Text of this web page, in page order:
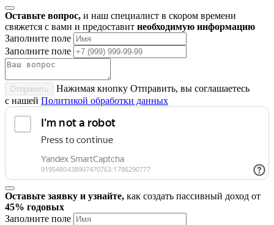
Оставьте вопрос, и наш специалист в скором времени
свяжется с вами и предоставит необходимую информацию
Заполните поле
Заполните поле
Отправить
Нажимая кнопку Отправить, вы соглашаетесь
с нашей Политикой обработки данных
Оставьте заявку и узнайте, как создать пассивный доход от
45% годовых
Заполните поле